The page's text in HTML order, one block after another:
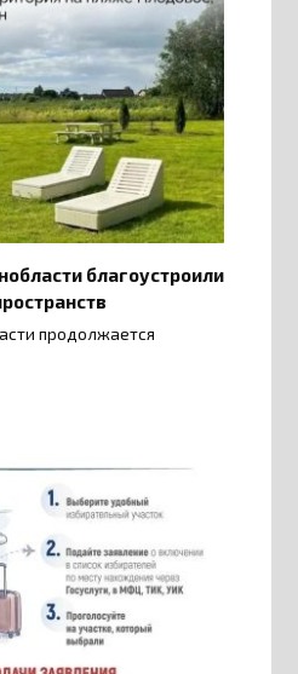
благоустроили
продолжается